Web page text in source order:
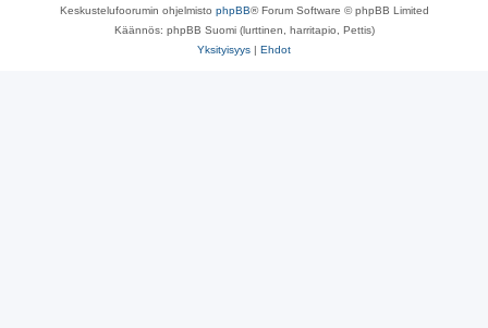
Keskustelufoorumin ohjelmisto phpBB® Forum Software © phpBB Limited
Käännös: phpBB Suomi (lurttinen, harritapio, Pettis)
Yksityisyys | Ehdot